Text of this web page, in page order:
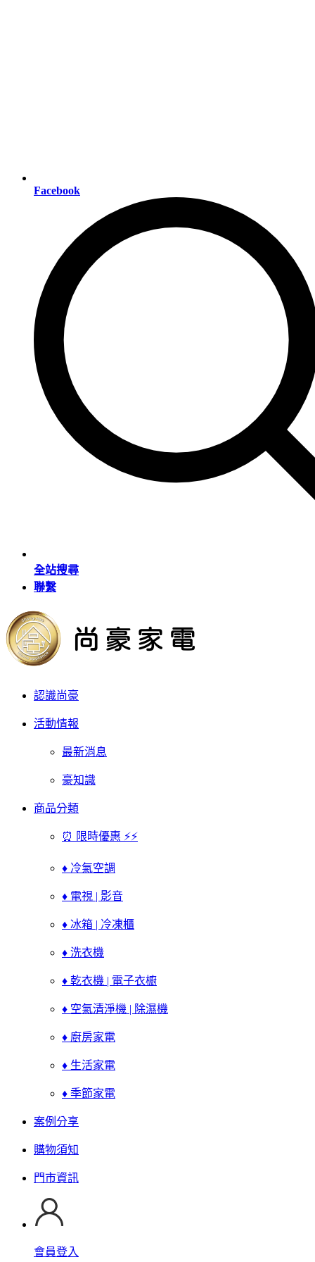
Facebook
全站搜尋
聯繫
認識尚豪
活動情報
最新消息
豪知識
商品分類
⏰ 限時優惠 ⚡⚡
♦ 冷氣空調
♦ 電視 | 影音
♦ 冰箱 | 冷凍櫃
♦ 洗衣機
♦ 乾衣機 | 電子衣櫥
♦ 空氣清淨機 | 除濕機
♦ 廚房家電
♦ 生活家電
♦ 季節家電
案例分享
購物須知
門市資訊
會員登入